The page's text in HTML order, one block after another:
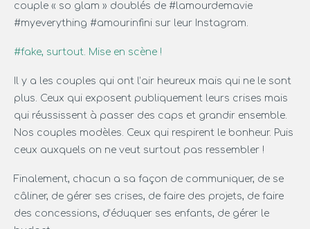
couple « so glam » doublés de #lamourdemavie
#myeverything #amourinfini sur leur Instagram.
#fake, surtout. Mise en scène !
Il y a les couples qui ont l’air heureux mais qui ne le sont
plus. Ceux qui exposent publiquement leurs crises mais
qui réussissent à passer des caps et grandir ensemble.
Nos couples modèles. Ceux qui respirent le bonheur. Puis
ceux auxquels on ne veut surtout pas ressembler !
Finalement, chacun a sa façon de communiquer, de se
câliner, de gérer ses crises, de faire des projets, de faire
des concessions, d’éduquer ses enfants, de gérer le